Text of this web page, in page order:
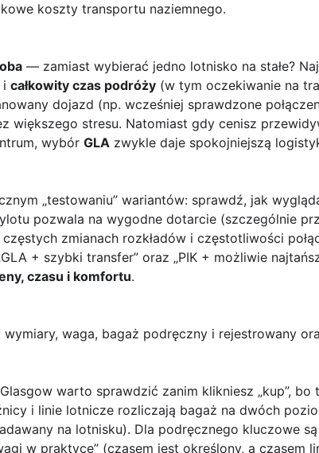
koszty transportu naziemnego.
— zamiast wybierać jedno lotnisko na stałe?
i całkowity czas podróży (w tym oczekiwanie na
dojazd (np. wcześniej sprawdzone
większego stresu. Natomiast gdy cenisz
wybór GLA zwykle daje spokojniejszą
„testowaniu” wariantów: sprawdź, jak
pozwala na wygodne dotarcie (szczególnie
zmianach rozkładów i częstotliwości
+ szybki transfer” oraz „PIK + możliwie
czasu i komfortu.
waga, bagaż podręczny i rejestrowany
warto sprawdzić zanim klikniesz „kup”, bo
i linie lotnicze rozliczają bagaż na dwóch
na lotnisku). Dla podręcznego kluczowe
w praktyce” (czasem jest określony, a czasem